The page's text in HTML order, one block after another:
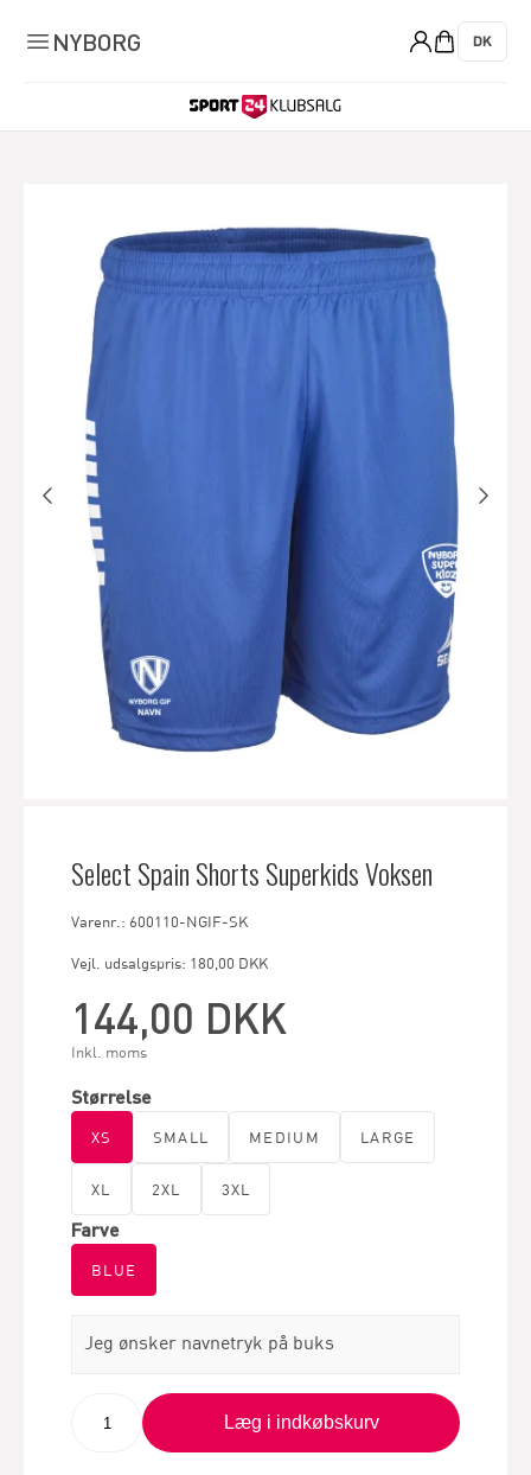
NYBORG DK
Select Spain Shorts Superkids Voksen
Varenr.: 600110-NGIF-SK
Vejl. udsalgspris: 180,00 DKK
144,00 DKK
Inkl. moms
Størrelse
XS SMALL MEDIUM LARGE
XL 2XL 3XL
Farve
BLUE
Jeg ønsker navnetryk på buks
Læg i indkøbskurv